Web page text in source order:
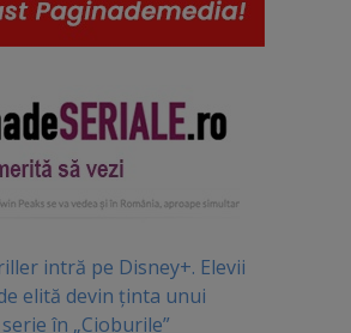
intră pe Disney+. Elevii
elită devin ținta unui
în „Cioburile”